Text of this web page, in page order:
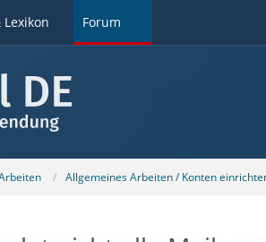
Forum
Allgemeines Arbeiten / Konten